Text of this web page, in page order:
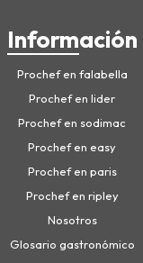
Información
Prochef en falabella
Prochef en lider
Prochef en sodimac
Prochef en easy
Prochef en paris
Prochef en ripley
Nosotros
Glosario gastronómico